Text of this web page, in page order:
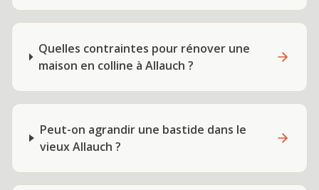
Quelles contraintes pour rénover une
maison en colline à Allauch ?
Peut-on agrandir une bastide dans le
vieux Allauch ?